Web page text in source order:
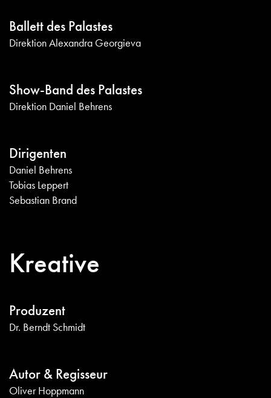
Ballett des Palastes
Direktion Alexandra Georgieva
Show-Band des Palastes
Direktion Daniel Behrens
Dirigenten
Daniel Behrens
Tobias Leppert
Sebastian Brand
Kreative
Produzent
Dr. Berndt Schmidt
Autor & Regisseur
Oliver Hoppmann